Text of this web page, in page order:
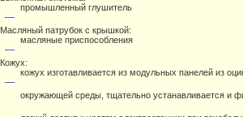
промышленный глушитель
Масляный патрубок с крышкой:
масляные приспособления
Кожух:
кожух изготавливается из модульных панелей из
окружающей среды, тщательно устанавливается и